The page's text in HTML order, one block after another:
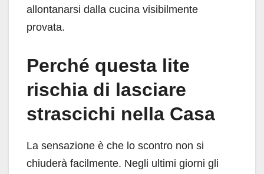
allontanarsi dalla cucina visibilmente
provata.
Perché questa lite
rischia di lasciare
strascichi nella Casa
La sensazione è che lo scontro non si
chiuderà facilmente. Negli ultimi giorni gli